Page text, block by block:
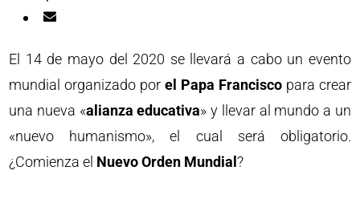
El 14 de mayo del 2020 se llevará a cabo un evento
mundial organizado porel Papa Franciscopara crear
una nueva «alianza educativa» y llevar al mundo a un
«nuevo humanismo», el cual será obligatorio.
¿Comienza el Nuevo Orden Mundial?